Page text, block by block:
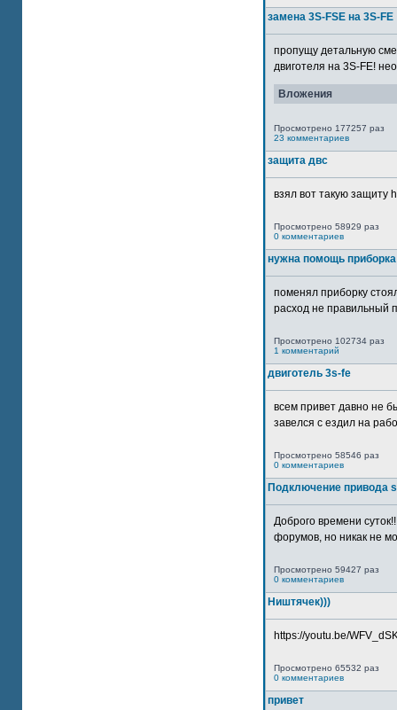
замена 3S-FSE на 3S-FE
пропущу детальную
двиготеля на 3S-FE!
Вложения
Просмотрено 177257 раз
23 комментариев
защита двс
взял вот такую защиту
Просмотрено 58929 раз
0 комментариев
нужна помощь
поменял приборку
расход не правильный
Просмотрено 102734 раз
1 комментарий
двиготель 3s-fe
всем привет давно не
завелся с ездил на
Просмотрено 58546 раз
0 комментариев
Подключение привода
Доброго времени
форумов, но никак не
Просмотрено 59427 раз
0 комментариев
Ништячек)))
https://youtu.be/
Просмотрено 65532 раз
0 комментариев
привет